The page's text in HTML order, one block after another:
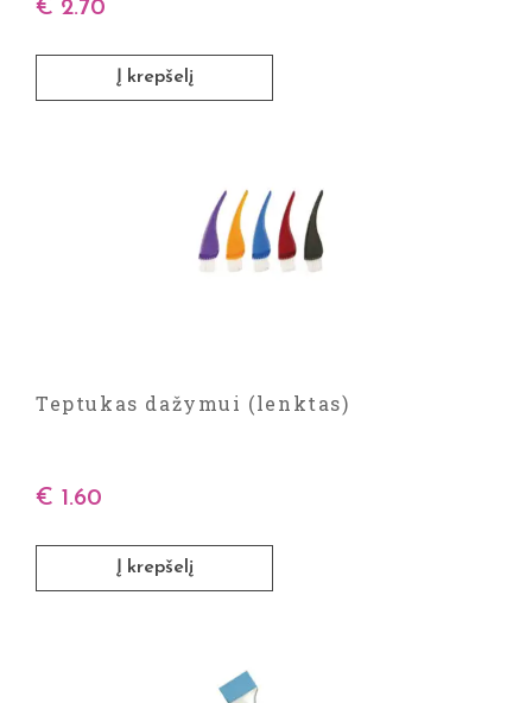
€ 2.70
Į krepšelį
Teptukas dažymui (lenktas)
€ 1.60
Į krepšelį